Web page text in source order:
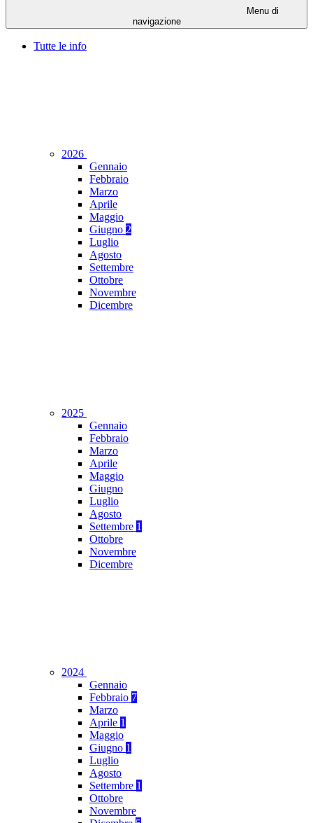
Menu di
navigazione
Tutte le info
2026
Gennaio
Febbraio
Marzo
Aprile
Maggio
Giugno 2
Luglio
Agosto
Settembre
Ottobre
Novembre
Dicembre
2025
Gennaio
Febbraio
Marzo
Aprile
Maggio
Giugno
Luglio
Agosto
Settembre 1
Ottobre
Novembre
Dicembre
2024
Gennaio
Febbraio 7
Marzo
Aprile 1
Maggio
Giugno 1
Luglio
Agosto
Settembre 1
Ottobre
Novembre